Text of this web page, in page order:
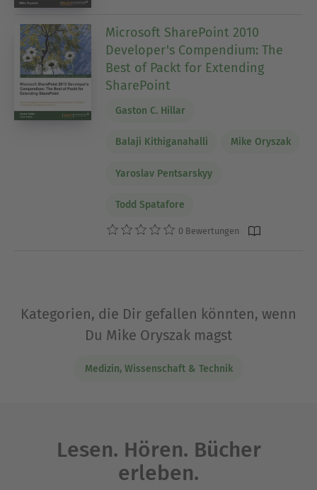
Microsoft SharePoint 2010
Developer's Compendium: The
Best of Packt for Extending
SharePoint
Gaston C. Hillar
Balaji Kithiganahalli Mike Oryszak
Yaroslav Pentsarskyy
Todd Spatafore
0 Bewertungen
Kategorien, die Dir gefallen könnten, wenn
Du Mike Oryszak magst
Medizin, Wissenschaft & Technik
Lesen. Hören. Bücher
erleben.